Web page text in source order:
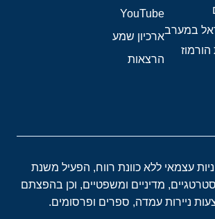
במערב
YouTube
ארכיון שמע
הרצאות
עצמאי ללא כוונת רווח, הפעיל משנת
מדיניים ומשפטיים, וכן בהפצתם
ניירות עמדה, ספרים ופרסומים.